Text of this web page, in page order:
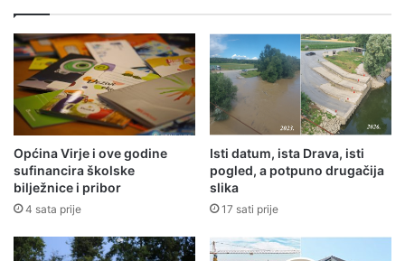
Općina Virje i ove godine
sufinancira školske
bilježnice i pribor
4 sata prije
Isti datum, ista Drava, isti
pogled, a potpuno drugačija
slika
17 sati prije